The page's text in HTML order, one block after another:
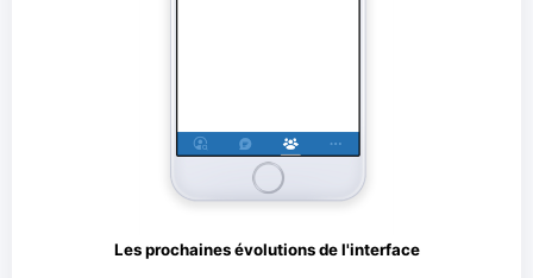
Les prochaines évolutions de l'interface